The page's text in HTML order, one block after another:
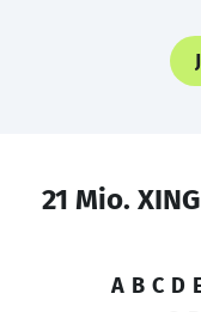
21 Mio.
A B C D